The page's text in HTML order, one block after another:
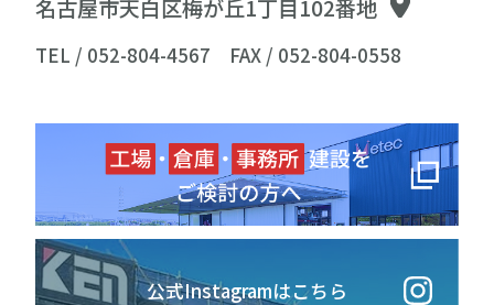
名古屋市天白区梅が丘1丁目102番地
TEL / 052-804-4567 FAX / 052-804-0558
公式Instagramはこちら